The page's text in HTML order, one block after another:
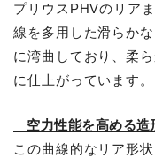
プリウスPHVのリア
線を多用した滑らか
に湾曲しており、柔
に仕上がっています。
空力性能を高める
この曲線的なリア形